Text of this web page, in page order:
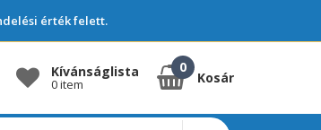
érték felett.
Kívánságlista
0 item Kosár